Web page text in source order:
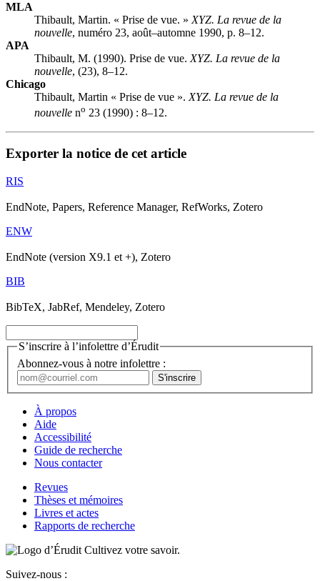
MLA
Thibault, Martin. « Prise de vue. » XYZ. La revue de la
nouvelle, numéro 23, août–automne 1990, p. 8–12.
APA
Thibault, M. (1990). Prise de vue. XYZ. La revue de la
nouvelle, (23), 8–12.
Chicago
Thibault, Martin « Prise de vue ». XYZ. La revue de la
nouvelle no 23 (1990) : 8–12.
Exporter la notice de cet article
RIS
EndNote, Papers, Reference Manager, RefWorks, Zotero
ENW
EndNote (version X9.1 et +), Zotero
BIB
BibTeX, JabRef, Mendeley, Zotero
S’inscrire à l’infolettre d’Érudit
Abonnez-vous à notre infolettre :
À propos
Aide
Accessibilité
Guide de recherche
Nous contacter
Revues
Thèses et mémoires
Livres et actes
Rapports de recherche
Cultivez votre savoir.
Suivez-nous :